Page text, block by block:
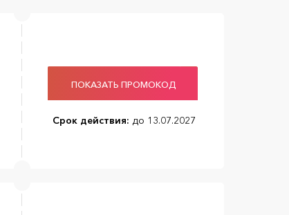
ПОКАЗАТЬ ПРОМОКОД
Срок действия: до 13.07.2027